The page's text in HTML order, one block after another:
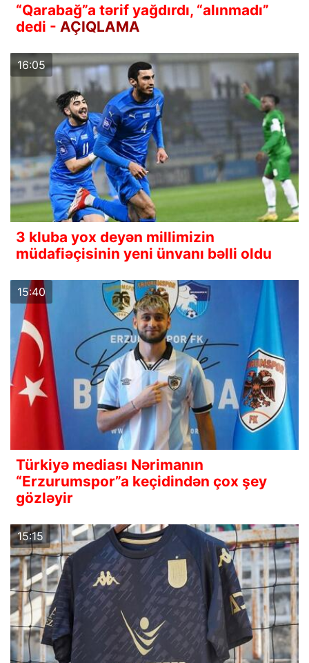
“Qarabağ”a tərif yağdırdı, “alınmadı”
dedi - AÇIQLAMA
16:05
3 kluba yox deyən millimizin
müdafiəçisinin yeni ünvanı bəlli oldu
15:40
Türkiyə mediası Nərimanın
“Erzurumspor”a keçidindən çox şey
gözləyir
15:15